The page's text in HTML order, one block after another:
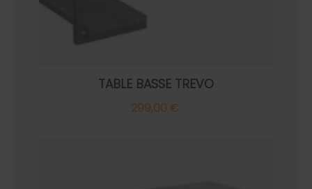
TABLE BASSE TREVO
299,00 €